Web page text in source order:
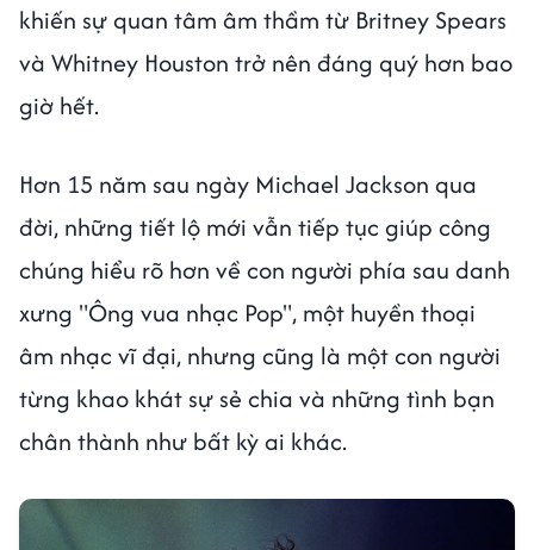
khiến sự quan tâm âm thầm từ Britney Spears
và Whitney Houston trở nên đáng quý hơn bao
giờ hết.
Hơn 15 năm sau ngày Michael Jackson qua
đời, những tiết lộ mới vẫn tiếp tục giúp công
chúng hiểu rõ hơn về con người phía sau danh
xưng "Ông vua nhạc Pop", một huyền thoại
âm nhạc vĩ đại, nhưng cũng là một con người
từng khao khát sự sẻ chia và những tình bạn
chân thành như bất kỳ ai khác.